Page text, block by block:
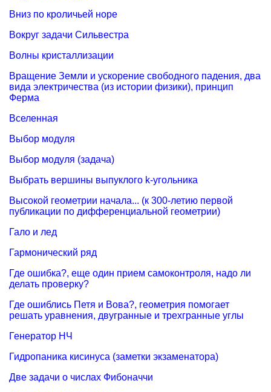
Вниз по кроличьей норе
Вокруг задачи Сильвестра
Волны кристаллизации
Вращение Земли и ускорение свободного падения, два
вида электричества (из истории физики), принцип
Ферма
Вселенная
Выбор модуля
Выбор модуля (задача)
Выбрать вершины выпуклого k-угольника
Высокой геометрии начала... (к 300-летию первой
публикации по дифференциальной геометрии)
Гало и лед
Гармонический ряд
Где ошибка?, еще один прием самоконтроля, надо ли
делать проверку?
Где ошиблись Петя и Вова?, геометрия помогает
решать уравнения, двугранные и трехгранные углы
Генератор НЧ
Гидропаника кисинуса (заметки экзаменатора)
Две задачи о числах Фибоначчи